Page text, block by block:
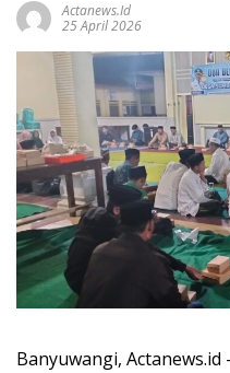
Actanews.id
25 April 2026
Banyuwangi,